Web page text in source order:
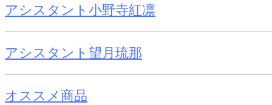
アシスタント小野寺紅凛
アシスタント望月琉那
オススメ商品